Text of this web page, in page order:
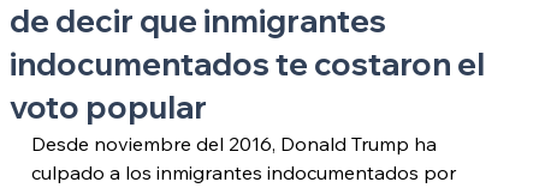
de decir que inmigrantes
indocumentados te costaron el
voto popular
Desde noviembre del 2016, Donald Trump ha
culpado a los inmigrantes indocumentados por